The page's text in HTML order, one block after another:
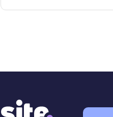
abschließen